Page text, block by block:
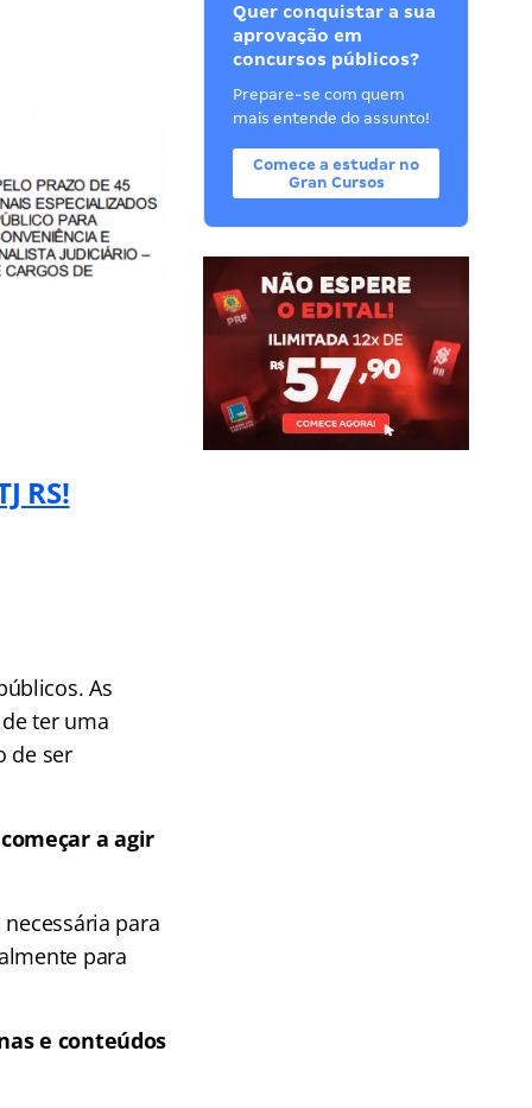
RS!
As
ter uma
de ser
a agir
para
para
e conteúdos
Quer conquistar a sua
aprovação em
concursos públicos?
Prepare-se com quem
mais entende do assunto!
Comece a estudar no
Gran Cursos